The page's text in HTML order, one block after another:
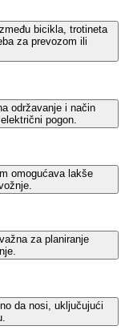
bicikla, trotinetа
za prevozom ili
održavanje i način
pogon.
omogućava lakše
za planiranje
da nosi, uključujući